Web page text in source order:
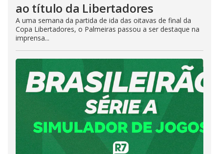
ao título da Libertadores
A uma semana da partida de ida das oitavas de final da
Copa Libertadores, o Palmeiras passou a ser destaque na
imprensa...